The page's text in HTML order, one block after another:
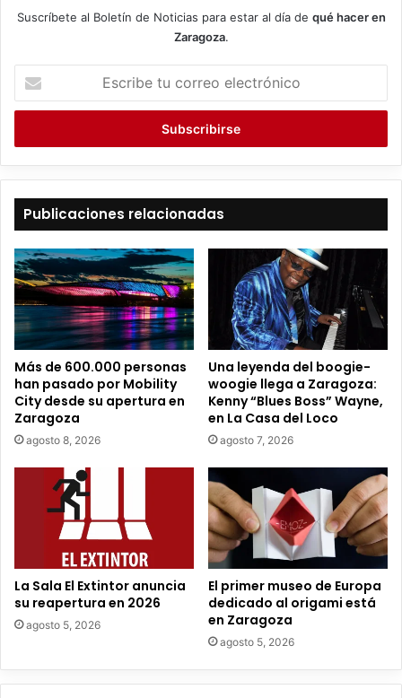
Suscríbete al Boletín de Noticias para estar al día de qué hacer en
Zaragoza.
c
i
b
o
r
r
e
o
l
e
c
t
ó
Publicaciones relacionadas
Más de 600.000 personas
han pasado por Mobility
City desde su apertura en
Zaragoza
agosto 8, 2026
Una leyenda del boogie-
woogie llega a Zaragoza:
Kenny “Blues Boss” Wayne,
en La Casa del Loco
agosto 7, 2026
La Sala El Extintor anuncia
su reapertura en 2026
agosto 5, 2026
El primer museo de Europa
dedicado al origami está
en Zaragoza
agosto 5, 2026